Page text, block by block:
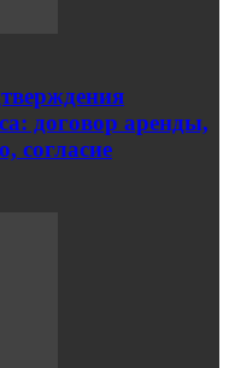
договор аренды,
согласие